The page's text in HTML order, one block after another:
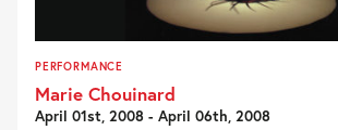
PERFORMANCE
Marie Chouinard
April 01st, 2008 - April 06th, 2008